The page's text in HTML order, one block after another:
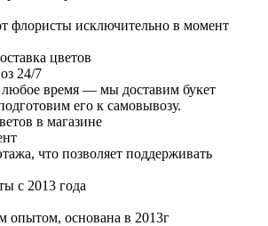
флористы исключительно в момент
24/7
любое время — мы доставим букет
его к самовывозу.
что позволяет поддерживать
опытом, основана в 2013г